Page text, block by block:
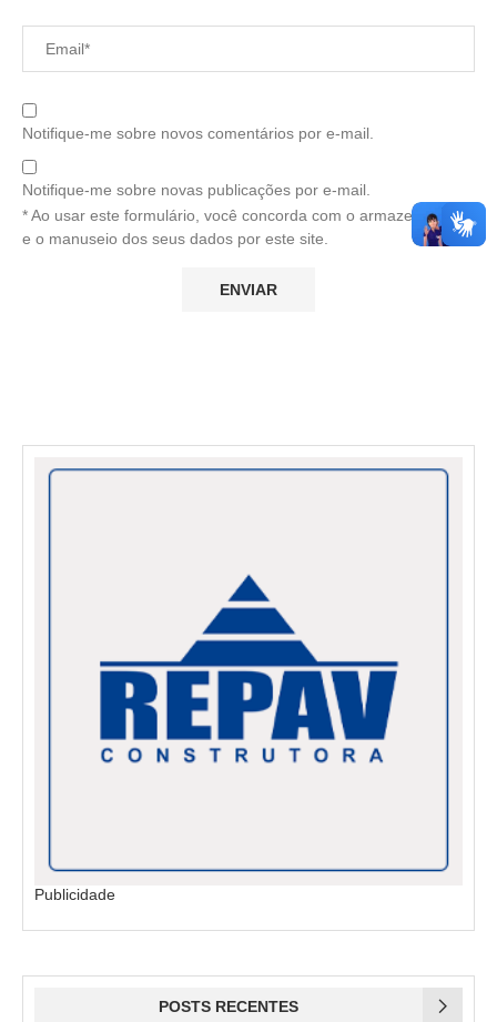
Notifique-me sobre novos comentários por e-mail.
Notifique-me sobre novas publicações por e-mail.
* Ao usar este formulário, você concorda com o armazenamento
e o manuseio dos seus dados por este site.
Publicidade
POSTS RECENTES